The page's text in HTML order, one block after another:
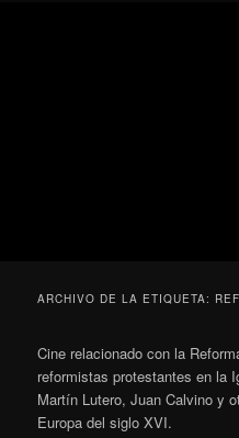
ARCHIVO DE LA ETIQUETA:
Cine relacionado con la
reformistas protestantes en la
Martín Lutero, Juan Calvino y
Europa del siglo XVI.